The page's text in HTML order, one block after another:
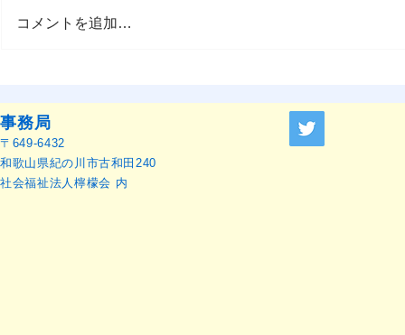
催のお知らせ
本語訳）
コメントを追加…
事務局
〒649-6432
和歌山県紀の川市古和田240
社会福祉法人檸檬会 内